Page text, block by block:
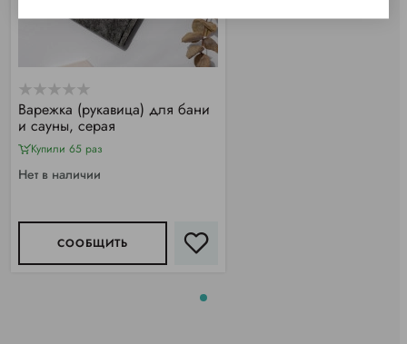
Варежка (рукавица) для бани
и сауны, серая
Купили 65 раз
Нет в наличии
СООБЩИТЬ